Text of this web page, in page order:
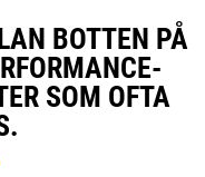
BOTTEN PÅ
SOM OFTA